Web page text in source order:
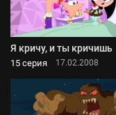
Я кричу, и ты кричишь
15 серия 17.02.2008